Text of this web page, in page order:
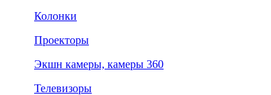
Колонки
Проекторы
Экшн камеры, камеры 360
Телевизоры